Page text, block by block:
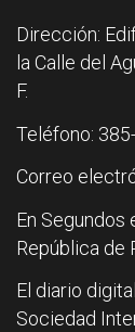
Dirección:
la Calle del
F.
Teléfono:
Correo
En Segundos
República de
El diario
Sociedad